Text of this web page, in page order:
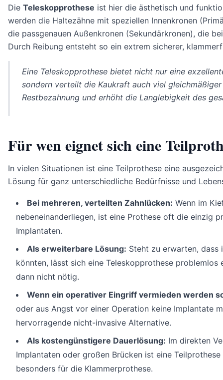
Die Teleskopprothese ist hier die ästhetisch und
werden die Haltezähne mit speziellen Innenkronen
die passgenauen Außenkronen (Sekundärkronen), die
Durch Reibung entsteht so ein extrem sicherer,
Eine Teleskopprothese bietet nicht nur eine
sondern verteilt die Kaukraft auch viel
Restbezahnung und erhöht die Langlebigkeit des
Für wen eignet sich eine
In vielen Situationen ist eine Teilprothese eine
Lösung für ganz unterschiedliche Bedürfnisse und
Bei mehreren, verteilten Zahnlücken: Wenn im
nebeneinanderliegen, ist eine Prothese oft die einzig
Implantaten.
Als erweiterbare Lösung: Steht zu erwarten, dass
könnten, lässt sich eine Teleskopprothese
dann nicht nötig.
Wenn ein operativer Eingriff vermieden werden
oder aus Angst vor einer Operation keine Implantate
hervorragende nicht-invasive Alternative.
Als kostengünstigere Dauerlösung: Im direkten
Implantaten oder großen Brücken ist eine
besonders für die Klammerprothese.